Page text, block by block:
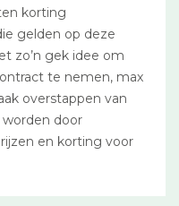
korting
gelden op deze
zo’n gek idee om
te nemen, max
overstappen van
door
en korting voor